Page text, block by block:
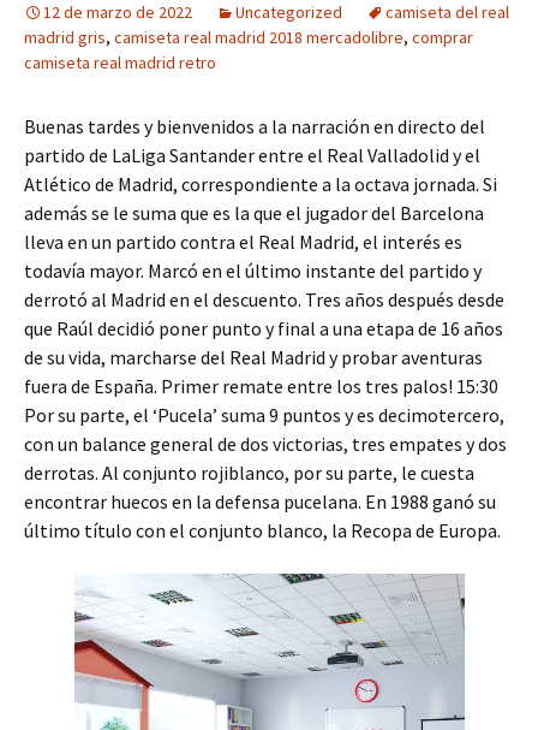
12 de marzo de 2022 Uncategorized
camiseta del real
madrid gris, camiseta real madrid 2018 mercadolibre, comprar
camiseta real madrid retro
Buenas tardes y bienvenidos a la narración en directo del
partido de LaLiga Santander entre el Real Valladolid y el
Atlético de Madrid, correspondiente a la octava jornada. Si
además se le suma que es la que el jugador del Barcelona
lleva en un partido contra el Real Madrid, el interés es
todavía mayor. Marcó en el último instante del partido y
derrotó al Madrid en el descuento. Tres años después desde
que Raúl decidió poner punto y final a una etapa de 16 años
de su vida, marcharse del Real Madrid y probar aventuras
fuera de España. Primer remate entre los tres palos! 15:30
Por su parte, el ‘Pucela’ suma 9 puntos y es decimotercero,
con un balance general de dos victorias, tres empates y dos
derrotas. Al conjunto rojiblanco, por su parte, le cuesta
encontrar huecos en la defensa pucelana. En 1988 ganó su
último título con el conjunto blanco, la Recopa de Europa.